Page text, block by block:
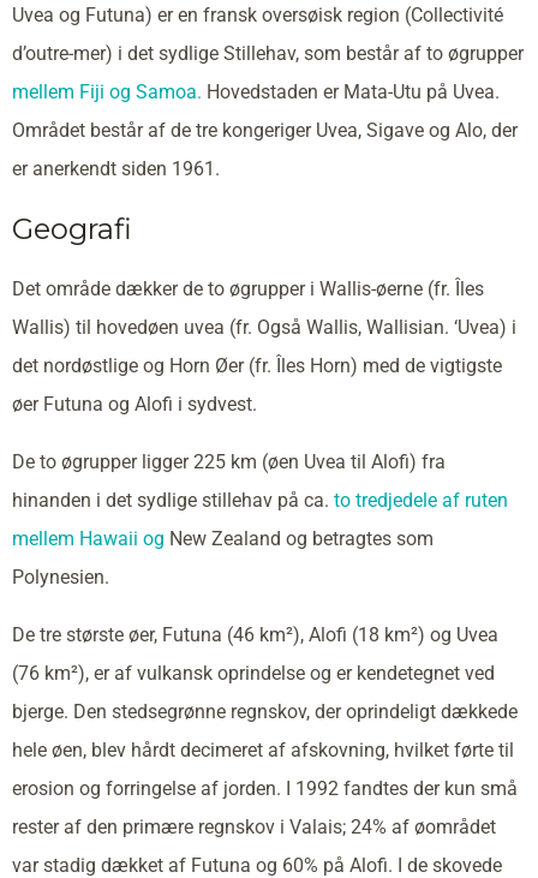
Uvea og Futuna) er en fransk oversøisk region (Collectivité
d’outre-mer) i det sydlige Stillehav, som består af to øgrupper
mellem Fiji og Samoa. Hovedstaden er Mata-Utu på Uvea.
Området består af de tre kongeriger Uvea, Sigave og Alo, der
er anerkendt siden 1961.
Geografi
Det område dækker de to øgrupper i Wallis-øerne (fr. Îles
Wallis) til hovedøen uvea (fr. Også Wallis, Wallisian. ‘Uvea) i
det nordøstlige og Horn Øer (fr. Îles Horn) med de vigtigste
øer Futuna og Alofi i sydvest.
De to øgrupper ligger 225 km (øen Uvea til Alofi) fra
hinanden i det sydlige stillehav på ca. to tredjedele af ruten
mellem Hawaii og New Zealand og betragtes som
Polynesien.
De tre største øer, Futuna (46 km²), Alofi (18 km²) og Uvea
(76 km²), er af vulkansk oprindelse og er kendetegnet ved
bjerge. Den stedsegrønne regnskov, der oprindeligt dækkede
hele øen, blev hårdt decimeret af afskovning, hvilket førte til
erosion og forringelse af jorden. I 1992 fandtes der kun små
rester af den primære regnskov i Valais; 24% af øområdet
var stadig dækket af Futuna og 60% på Alofi. I de skovede